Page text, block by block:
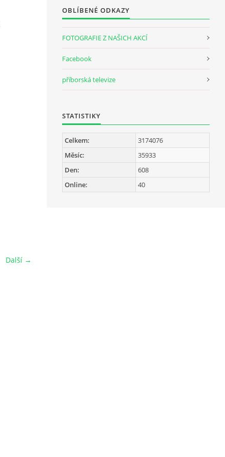
Další →
OBLÍBENÉ ODKAZY
FOTOGRAFIE Z NAŠICH AKCÍ
Facebook
příborská televize
STATISTIKY
Online: 40
Celkem:
3174076
Měsíc:
35933
Den:
608